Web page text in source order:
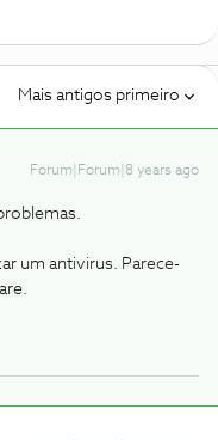
Mais antigos primeiro
Forum|Forum|8 years ago
um antivirus. Parece-